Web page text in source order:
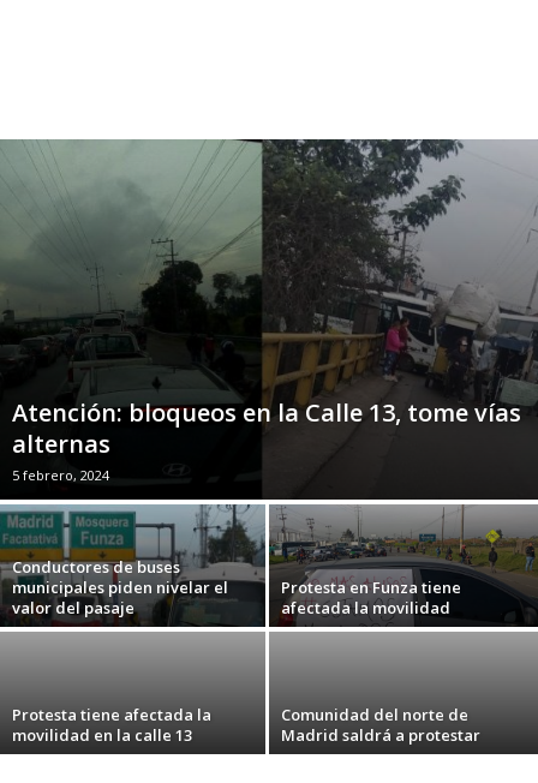
Atención: bloqueos en la Calle 13, tome vías
alternas
5 febrero, 2024
Conductores de buses
municipales piden nivelar el
valor del pasaje
Protesta en Funza tiene
afectada la movilidad
Protesta tiene afectada la
movilidad en la calle 13
Comunidad del norte de
Madrid saldrá a protestar